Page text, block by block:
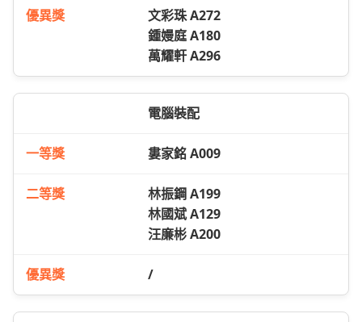
文彩珠 A272
鍾嫚庭 A180
萬耀軒 A296
電腦裝配
婁家銘 A009
林振鋼 A199
林國斌 A129
汪廉彬 A200
/